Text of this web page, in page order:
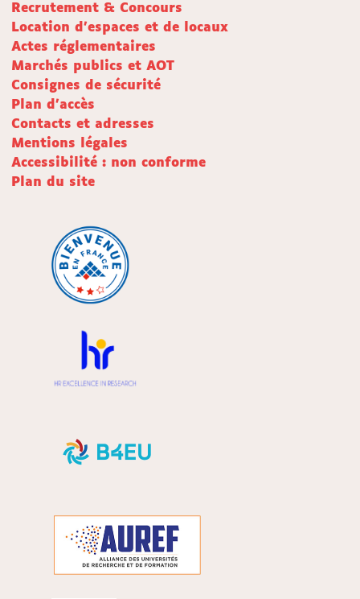
Recrutement & Concours
Location d'espaces et de locaux
Actes réglementaires
Marchés publics et AOT
Consignes de sécurité
Plan d'accès
Contacts et adresses
Mentions légales
Accessibilité : non conforme
Plan du site